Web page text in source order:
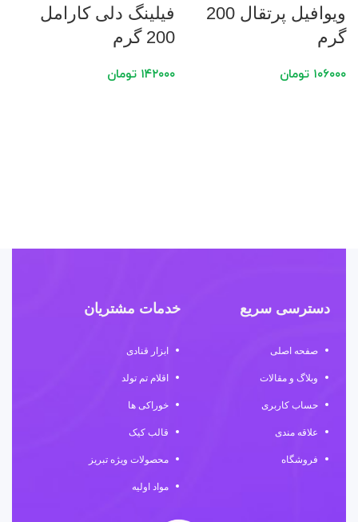
ویوافیل پرتقال 200
گرم
۱۰۶۰۰۰ تومان
فیلینگ دلی کارامل
200 گرم
۱۴۲۰۰۰ تومان
دسترسی سریع
صفحه اصلی
وبلاگ و مقالات
حساب کاربری
علاقه مندی
فروشگاه
خدمات مشتریان
ابزار قنادی
اقلام تم تولد
خوراکی ها
قالب کیک
محصولات ویژه تبریز
مواد اولیه